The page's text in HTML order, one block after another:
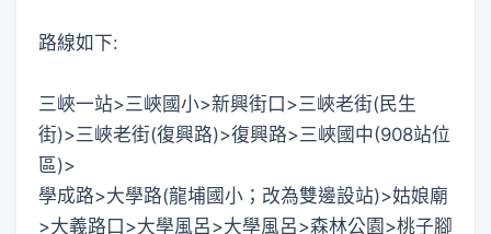
路線如下:
三峽一站>三峽國小>新興街口>三峽老街(民生
街)>三峽老街(復興路)>復興路>三峽國中(908站位
區)>
學成路>大學路(龍埔國小；改為雙邊設站)>姑娘廟
>大義路口>大學風呂>大學風呂>森林公園>桃子腳